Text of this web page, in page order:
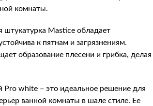
комнаты.
штукатурка Mastice обладает
к пятнам и загрязнениям.
образование плесени и грибка, делая
Pro white – это идеальное решение для
ванной комнаты в шале стиле. Ее